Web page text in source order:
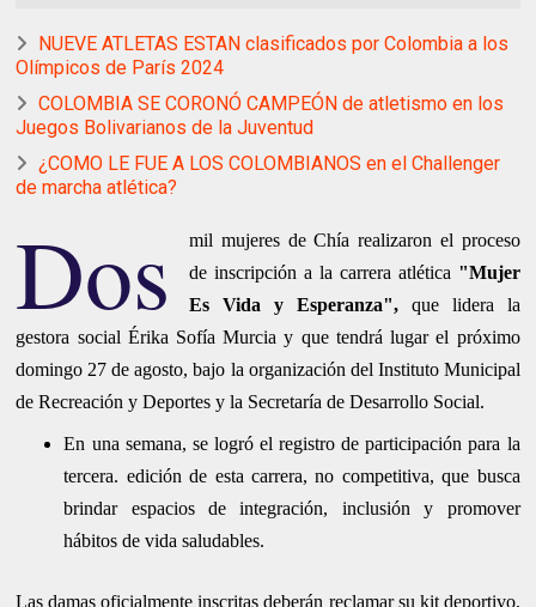
NUEVE ATLETAS ESTAN clasificados por Colombia a los
Olímpicos de París 2024
COLOMBIA SE CORONÓ CAMPEÓN de atletismo en los
Juegos Bolivarianos de la Juventud
¿COMO LE FUE A LOS COLOMBIANOS en el Challenger
de marcha atlética?
Dos milmujeres de Chía realizaron el proceso
de inscripción a la carrera atlética "Mujer
Es Vida y Esperanza", que lidera la
gestora social Érika Sofía Murcia y que tendrá lugar el próximo
domingo 27de agosto, bajo la organización del Instituto Municipal
de Recreación y Deportes y la Secretaría de Desarrollo Social.
En una semana, se logró el registro de participación para la
tercera. edición de esta carrera, no competitiva, que busca
brindar espacios de integración, inclusión y promover
hábitos de vida saludables.
Las damas oficialmente inscritas deberán reclamar su kit deportivo,